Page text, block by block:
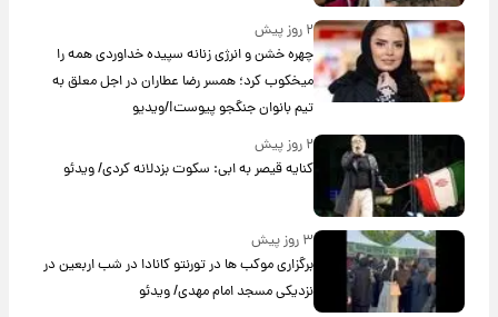
۲ روز پیش
چهره خشن و انرژی زنانه سپیده خداوردی همه را
میخکوب کرد؛ همسر رضا عطاران در اجل معلق به
تیم بانوان جنگجو پیوست!/ویدیو
۲ روز پیش
کنایه قیصر به ابی: سکوت بزدلانه کردی/ ویدئو
۳ روز پیش
برگزاری موکب ها در تورنتو کانادا در شب اربعین در
نزدیکی مسجد امام مهدی/ ویدئو